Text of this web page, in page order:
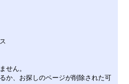
せん。
か、お探しのページが削除された可